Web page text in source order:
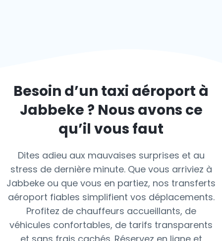
Besoin d’un taxi aéroport à
Jabbeke ? Nous avons ce
qu’il vous faut
Dites adieu aux mauvaises surprises et au
stress de dernière minute. Que vous arriviez à
Jabbeke ou que vous en partiez, nos transferts
aéroport fiables simplifient vos déplacements.
Profitez de chauffeurs accueillants, de
véhicules confortables, de tarifs transparents